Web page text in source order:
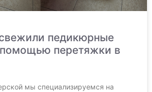
педикюрные
перетяжки в
мы специализируемся на